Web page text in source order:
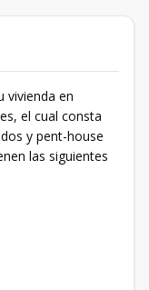
vivienda en
el cual consta
y pent-house
las siguientes